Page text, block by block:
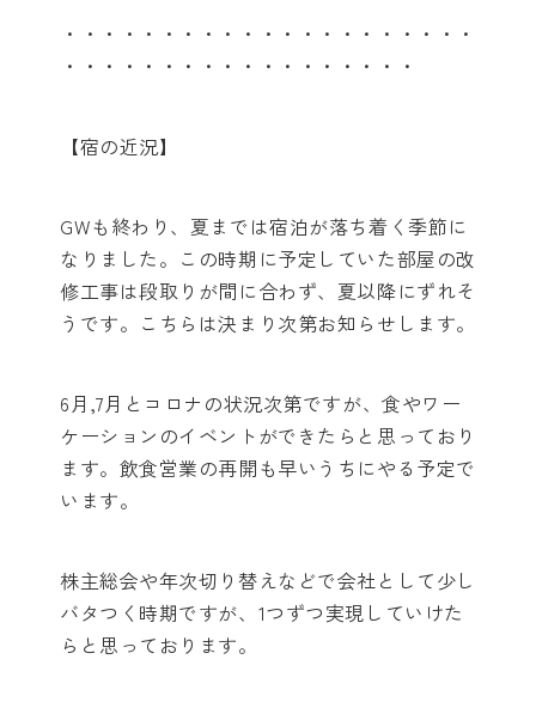
・・・・・・・・・・・・・・・・・・・・・
・・・・・・・・・・・・・・・・・・
【宿の近況】
GWも終わり、夏までは宿泊が落ち着く季節に
なりました。この時期に予定していた部屋の改
修工事は段取りが間に合わず、夏以降にずれそ
うです。こちらは決まり次第お知らせします。
6月,7月とコロナの状況次第ですが、食やワー
ケーションのイベントができたらと思っており
ます。飲食営業の再開も早いうちにやる予定で
います。
株主総会や年次切り替えなどで会社として少し
バタつく時期ですが、1つずつ実現していけた
らと思っております。